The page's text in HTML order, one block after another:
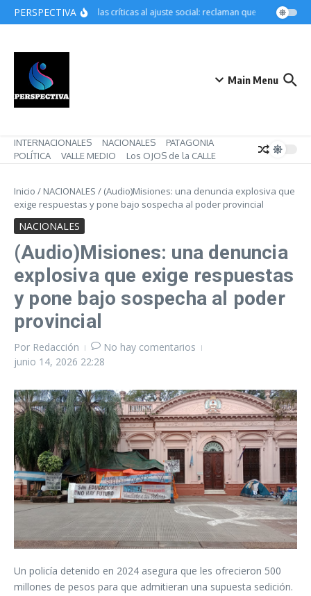
Saltar al contenido
PERSPECTIVACrecen las críticas al ajuste social: reclaman que Pettovello
Main Menu
INTERNACIONALES NACIONALES
PATAGONIA
POLÍTICA
VALLE MEDIO Los OJOS de la CALLE
Inicio / NACIONALES / (Audio)Misiones: una denuncia explosiva que
exige respuestas y pone bajo sospecha al poder provincial
NACIONALES
(Audio)Misiones: una denuncia
explosiva que exige respuestas
y pone bajo sospecha al poder
provincial
Por Redacción
No hay comentarios
junio 14, 2026 22:28
Un policía detenido en 2024 asegura que les ofrecieron 500
millones de pesos para que admitieran una supuesta sedición.